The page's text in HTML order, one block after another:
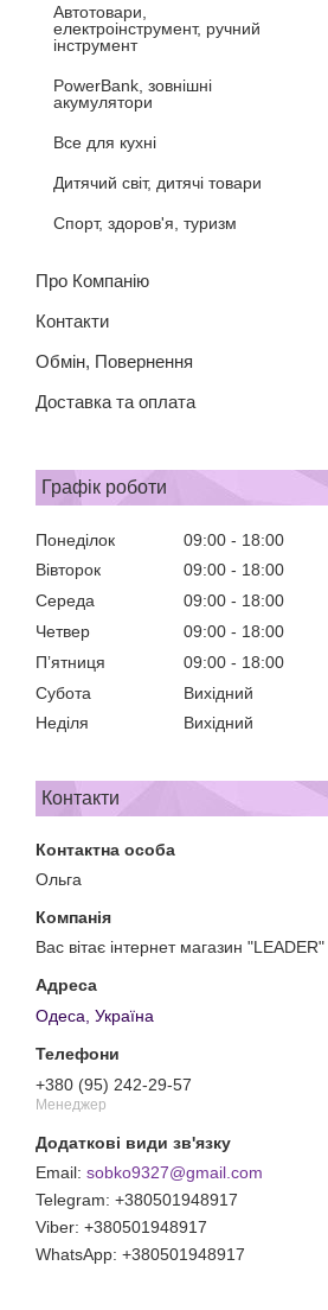
Автотовари,
електроінструмент, ручний
інструмент
PowerBank, зовнішні
акумулятори
Все для кухні
Дитячий світ, дитячі товари
Спорт, здоров'я, туризм
Про Компанію
Контакти
Обмін, Повернення
Доставка та оплата
Графік роботи
Понеділок 09:00
18:00
Вівторок
09:00
18:00
Середа
09:00
18:00
Четвер
09:00
18:00
Пʼятниця
09:00
18:00
Субота
Вихідний
Неділя
Вихідний
Контакти
Ольга
Вас вітає інтернет магазин "LEADER"
Одеса, Україна
+380 (95) 242-29-57
Менеджер
sobko9327@gmail.com
+380501948917
+380501948917
+380501948917